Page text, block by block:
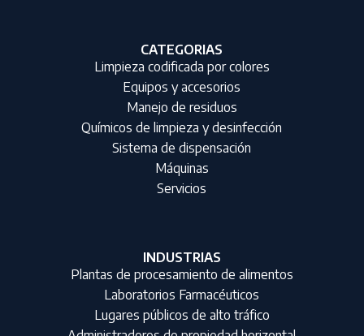
CATEGORIAS
Limpieza codificada por colores
Equipos y accesorios
Manejo de residuos
Químicos de limpieza y desinfección
Sistema de dispensación
Máquinas
Servicios
INDUSTRIAS
Plantas de procesamiento de alimentos
Laboratorios Farmacéuticos
Lugares públicos de alto tráfico